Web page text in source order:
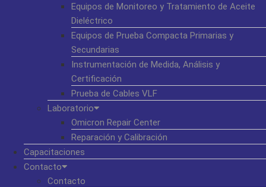
Equipos de Monitoreo y Tratamiento de Aceite
Dieléctrico
Equipos de Prueba Compacta Primarias y
Secundarias
Instrumentación de Medida, Análisis y
Certificación
Prueba de Cables VLF
Laboratorio
Omicron Repair Center
Reparación y Calibración
Capacitaciones
Contacto
Contacto